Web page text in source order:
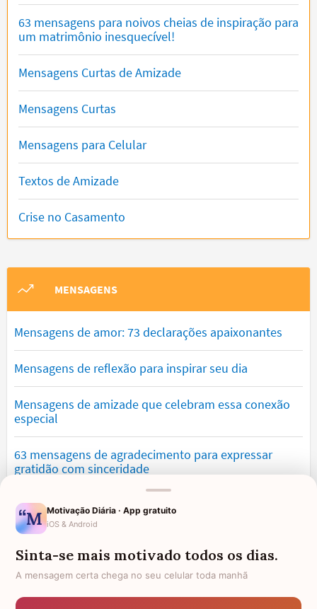
63 mensagens para noivos cheias de inspiração para
um matrimônio inesquecível!
Mensagens Curtas de Amizade
Mensagens Curtas
Mensagens para Celular
Textos de Amizade
Crise no Casamento
MENSAGENS
Mensagens de amor: 73 declarações apaixonantes
Mensagens de reflexão para inspirar seu dia
Mensagens de amizade que celebram essa conexão
especial
63 mensagens de agradecimento para expressar
gratidão com sinceridade
Mensagens de saudade que tocam o coração e
expressam falta
Mensagens de otimismo que vão encher você de
confiança
Mensagens para namorado: declare o seu amor com
Motivação Diária · App gratuito
iOS & Android
Sinta-se mais motivado todos os dias.
A mensagem certa chega no seu celular toda manhã